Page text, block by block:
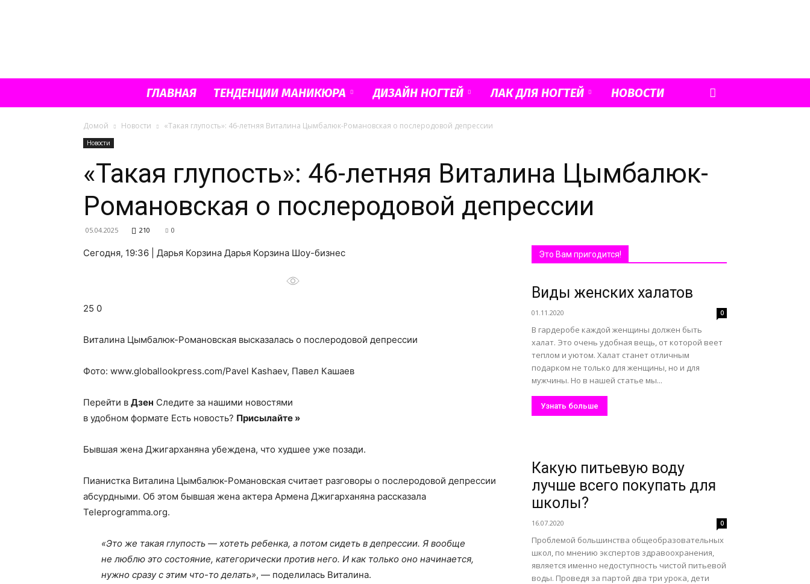
Французский
ГЛАВНАЯ ТЕНДЕНЦИИ МАНИКЮРА ДИЗАЙН НОГТЕЙ ЛАК ДЛЯ НОГТЕЙ НОВОСТИ
Домой Новости «Такая глупость»: 46-летняя Виталина Цымбалюк-Романовская о послеродовой депрессии
Новости
«Такая глупость»: 46-летняя Виталина Цымбалюк-
Романовская о послеродовой депрессии
05.04.2025 210 0
Сегодня, 19:36 | Дарья Корзина Дарья Корзина Шоу-бизнес
25 0
Виталина Цымбалюк-Романовская высказалась о послеродовой депрессии
Фото: www.globallookpress.com/Pavel Kashaev, Павел Кашаев
Перейти в Дзен Следите за нашими новостями
в удобном формате Есть новость? Присылайте »
Бывшая жена Джигарханяна убеждена, что худшее уже позади.
Пианистка Виталина Цымбалюк-Романовская считает разговоры о послеродовой депрессии
абсурдными. Об этом бывшая жена актера Армена Джигарханяна рассказала
Teleprogramma.org.
«Это же такая глупость — хотеть ребенка, а потом сидеть в депрессии. Я вообще
не люблю это состояние, категорически против него. И как только оно начинается,
нужно сразу с этим что-то делать», — поделилась Виталина.
Это Вам пригодится!
Виды женских халатов
01.11.2020 0
В гардеробе каждой женщины должен быть
халат. Это очень удобная вещь, от которой веет
теплом и уютом. Халат станет отличным
подарком не только для женщины, но и для
мужчины. Но в нашей статье мы...
Узнать больше
Какую питьевую воду
лучше всего покупать для
школы?
16.07.2020 0
Проблемой большинства общеобразовательных
школ, по мнению экспертов здравоохранения,
является именно недоступность чистой питьевой
воды. Проведя за партой два три урока, дети